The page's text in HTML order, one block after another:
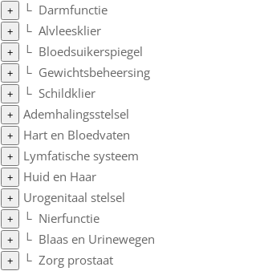
+ └ Darmfunctie
+ └Alvleesklier
+ └ Bloedsuikerspiegel
+ └ Gewichtsbeheersing
+ └Schildklier
+ Ademhalingsstelsel
+ Hart en Bloedvaten
+ Lymfatische systeem
+ Huid en Haar
+ Urogenitaal stelsel
+ └ Nierfunctie
+ └ Blaas en Urinewegen
+ └Zorg prostaat